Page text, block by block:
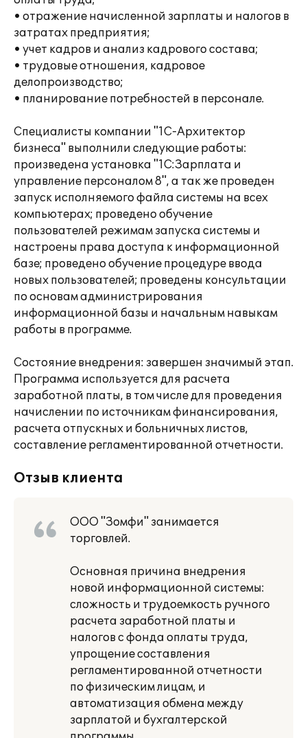
• отражение начисленной зарплаты и налогов в
затратах предприятия;
• учет кадров и анализ кадрового состава;
• трудовые отношения, кадровое
делопроизводство;
• планирование потребностей в персонале.
Специалисты компании "1С-Архитектор
бизнеса" выполнили следующие работы:
произведена установка "1С:Зарплата и
управление персоналом 8", а так же проведен
запуск исполняемого файла системы на всех
компьютерах; проведено обучение
пользователей режимам запуска системы и
настроены права доступа к информационной
базе; проведено обучение процедуре ввода
новых пользователей; проведены консультации
по основам администрирования
информационной базы и начальным навыкам
работы в программе.
Состояние внедрения: завершен значимый этап.
Программа используется для расчета
заработной платы, в том числе для проведения
начислении по источникам финансирования,
расчета отпускных и больничных листов,
составление регламентированной отчетности.
Отзыв клиента
ООО "Зомфи" занимается
торговлей.
Основная причина внедрения
новой информационной системы:
сложность и трудоемкость ручного
расчета заработной платы и
налогов с фонда оплаты труда,
упрощение составления
регламентированной отчетности
по физическим лицам, и
автоматизация обмена между
зарплатой и бухгалтерской